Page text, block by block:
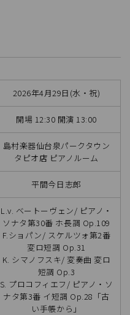
2026年4月29日(水・祝)
開場 12:30 開演 13:00
島村楽器仙台泉パークタウン
タピオ店 ピアノルーム
平間今日志郎
L.v. ベートーヴェン/ ピアノ・
ソナタ第30番 ホ長調 Op.109
F.ショパン/ スケルツォ第2番
変ロ短調 Op.31
K. シマノフスキ/ 変奏曲 変ロ
短調 Op.3
S. プロコフィエフ/ ピアノ・ソ
ナタ第3番 イ短調 Op.28「古
い手帳から」